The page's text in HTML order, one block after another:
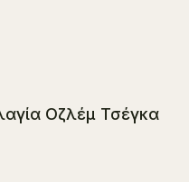
Οζλέμ Τσέγκα